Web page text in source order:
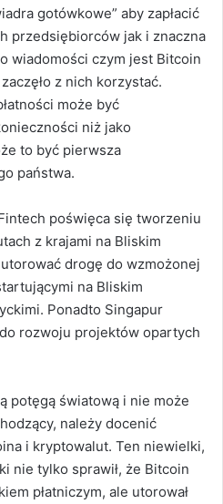
gotówkowe” aby zapłacić
przedsiębiorców jak i znaczna
wiadomości czym jest Bitcoin
z nich korzystać.
może być
niż jako
to być pierwsza
państwa.
poświęca się tworzeniu
z krajami na Bliskim
drogę do wzmożonej
na Bliskim
Ponadto Singapur
rozwoju projektów opartych
potęgą światową i nie może
należy docenić
i kryptowalut. Ten niewielki,
nie tylko sprawił, że Bitcoin
płatniczym, ale utorował